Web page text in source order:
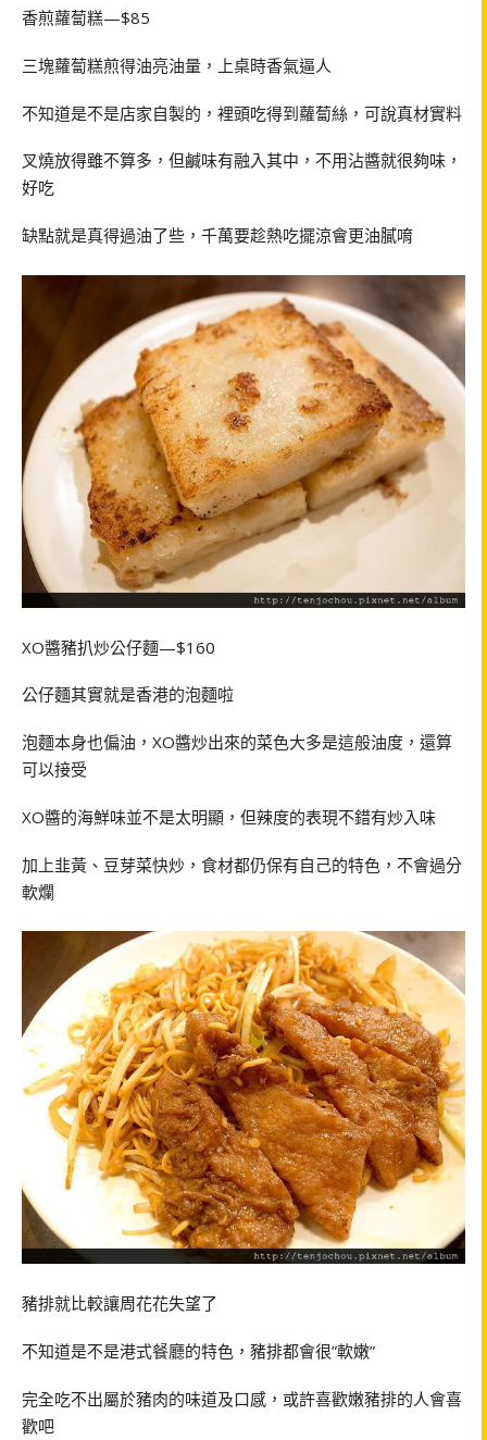
香煎蘿蔔糕—$85
三塊蘿蔔糕煎得油亮油量，上桌時香氣逼人
不知道是不是店家自製的，裡頭吃得到蘿蔔絲，可說真材實料
叉燒放得雖不算多，但鹹味有融入其中，不用沾醬就很夠味，
好吃
缺點就是真得過油了些，千萬要趁熱吃擺涼會更油膩唷
XO醬豬扒炒公仔麵—$160
公仔麵其實就是香港的泡麵啦
泡麵本身也偏油，XO醬炒出來的菜色大多是這般油度，還算
可以接受
XO醬的海鮮味並不是太明顯，但辣度的表現不錯有炒入味
加上韭黃、豆芽菜快炒，食材都仍保有自己的特色，不會過分
軟爛
豬排就比較讓周花花失望了
不知道是不是港式餐廳的特色，豬排都會很”軟嫩”
完全吃不出屬於豬肉的味道及口感，或許喜歡嫩豬排的人會喜
歡吧